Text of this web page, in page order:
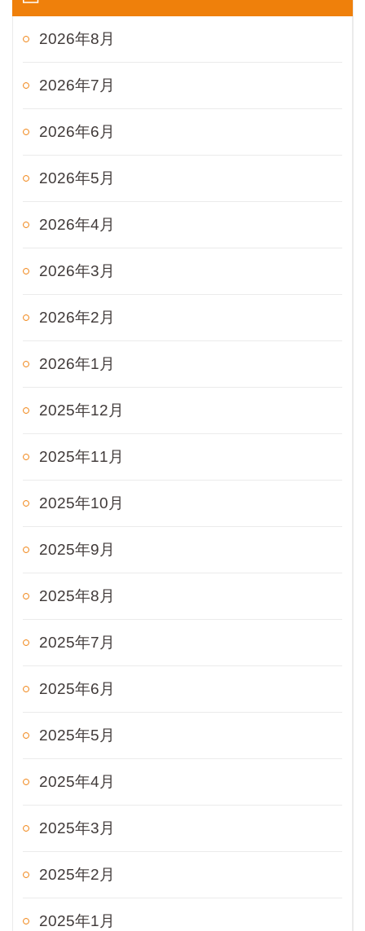
2026年8月
2026年7月
2026年6月
2026年5月
2026年4月
2026年3月
2026年2月
2026年1月
2025年12月
2025年11月
2025年10月
2025年9月
2025年8月
2025年7月
2025年6月
2025年5月
2025年4月
2025年3月
2025年2月
2025年1月